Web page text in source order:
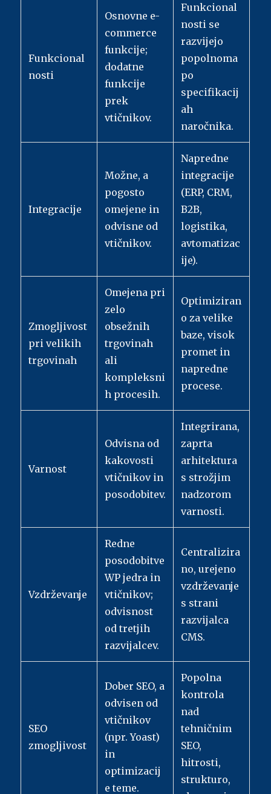
Funkcional
nosti
Osnovne e-
commerce
funkcije;
dodatne
funkcije
prek
vtičnikov.
Funkcional
nosti se
razvijejo
popolnoma
po
specifikacij
ah
naročnika.
Integracije
Možne, a
pogosto
omejene in
odvisne od
vtičnikov.
Napredne
integracije
(ERP, CRM,
B2B,
logistika,
avtomatizac
ije).
Zmogljivost
pri velikih
trgovinah
Omejena pri
zelo
obsežnih
trgovinah
ali
kompleksni
h procesih.
Optimiziran
o za velike
baze, visok
promet in
napredne
procese.
Varnost
Odvisna od
kakovosti
vtičnikov in
posodobitev.
Integrirana,
zaprta
arhitektura
s strožjim
nadzorom
varnosti.
Vzdrževanje
Redne
posodobitve
WP jedra in
vtičnikov;
odvisnost
od tretjih
razvijalcev.
Centralizira
no, urejeno
vzdrževanje
s strani
razvijalca
CMS.
SEO
zmogljivost
Dober SEO, a
odvisen od
vtičnikov
(npr. Yoast)
in
optimizacij
e teme.
Popolna
kontrola
nad
tehničnim
SEO,
hitrosti,
strukturo,